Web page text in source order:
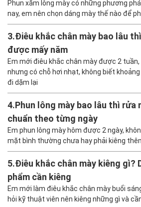
hợp không và giữ màu được bao lâu vậy ạ.
2.Một số kiểu phun xăm lông
khuôn mặt
Phun xăm lông mày có những phương
nay, em nên chọn dáng mày thế nào để
3.Điêu khắc chân mày bao lâu thì
được mấy năm
Em mới điêu khắc chân mày được 2
nhưng có chỗ hơi nhạt, không biết khoảng
đi dặm lại
4.Phun lông mày bao lâu thì
chuẩn theo từng ngày
Em phun lông mày hôm được 2 ngày,
mặt bình thường chưa hay phải kiêng